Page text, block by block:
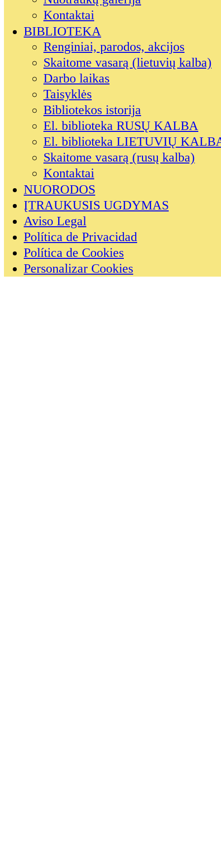
Kontaktai
BIBLIOTEKA
Renginiai, parodos, akcijos
Skaitome vasarą (lietuvių kalba)
Darbo laikas
Taisyklės
Bibliotekos istorija
El. biblioteka RUSŲ KALBA
El. biblioteka LIETUVIŲ
Skaitome vasarą (rusų kalba)
Kontaktai
NUORODOS
ĮTRAUKUSIS UGDYMAS
Aviso Legal
Política de Privacidad
Política de Cookies
Personalizar Cookies